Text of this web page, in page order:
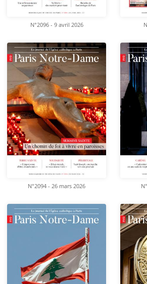
N°2096 - 9 avril 2026
N°2094 - 26 mars 2026